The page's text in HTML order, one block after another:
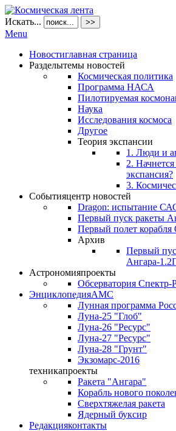
Искать... >>
Menu
Новостиглавная страница
Разделытемы новостей
Космическая политика
Программа НАСА
Пилотируемая
Наука
Исследования космоса
Другое
Теория экспансии
1. Люди и
2.
экспансия?
3.
Событияцентр новостей
Dragon: испытание
Первый пуск ракеты
Первый полет корабля
Архив
Первый
Ангара-
Астрономияпроекты
Обсерватория Спектр-
ЭнциклопедияАМС
Лунная программа
Луна-25 "Глоб"
Луна-26 "Ресурс"
Луна-27 "Ресурс"
Луна-28 "Грунт"
Экзомарс-2016
техникапроекты
Ракета "Ангара"
Корабль нового
Сверхтяжелая ракета
Ядерный буксир
Редакцияконтакты